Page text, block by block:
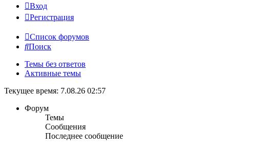
Вход
Регистрация
Список форумов
Поиск
Темы без ответов
Активные темы
Текущее время: 7.08.26 02:57
Форум
Темы
Сообщения
Последнее сообщение